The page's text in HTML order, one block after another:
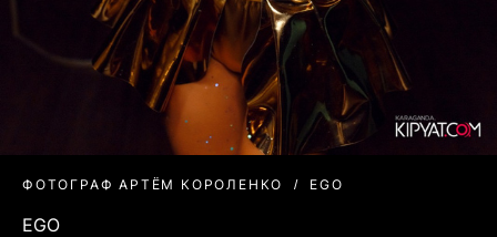
ФОТОГРАФ АРТЁМ КОРОЛЕНКО EGO
EGO